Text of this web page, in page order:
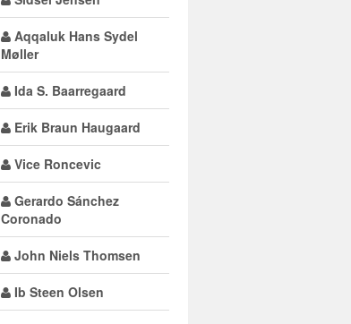
Aqqaluk Hans Sydel
Møller
Ida S. Baarregaard
Erik Braun Haugaard
Vice Roncevic
Gerardo Sánchez
Coronado
John Niels Thomsen
Ib Steen Olsen